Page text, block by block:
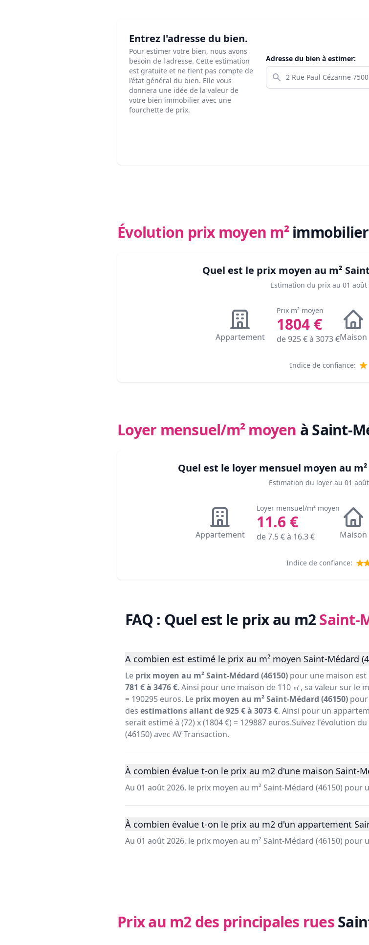
Entrez l'adresse du bien.
Pour estimer votre bien, nous avons
besoin de l'adresse. Cette estimation
est gratuite et ne tient pas compte de
l’état général du bien. Elle vous
donnera une idée de la valeur de
votre bien immobilier avec une
fourchette de prix.
Adresse du bien à estimer:
Évolution prix moyen m² immobilier
Quel est le prix moyen au m²
Estimation du prix au 01 août
Appartement
Prix m² moyen
1804€
de925€ à 3073€Maison
Indice de confiance:
Loyer mensuel/m² moyen à Saint-
Quel est le loyer mensuel moyen au m²
Estimation du loyer au 01
Appartement
Loyer mensuel/m² moyen
11.6€
de7.5€ à 16.3€ Maison
Indice de confiance:
FAQ : Quel est le prix au m2Saint-
A combien est estimé le prix au m² moyen Saint-Médard
Le prix moyen au m² Saint-Médard (46150) pour une maison est
781 € à 3476 €. Ainsi pour une maison de 110 ㎡, sa valeur sur le
= 190295 euros. Le prix moyen au m² Saint-Médard (46150) pour
des estimations allant de 925 € à 3073 €. Ainsi pour un
serait estimé à (72) x (1804 €) = 129887 euros.Suivez l'évolution
(46150) avec AV Transaction.
À combien évalue t-on le prix au m2 d'une maison Saint-
Au 01 août 2026, le prix moyen au m² Saint-Médard (46150) pour
À combien évalue t-on le prix au m2 d'un appartement
Au 01 août 2026, le prix moyen au m² Saint-Médard (46150) pour
Prix au m2 des principales rues